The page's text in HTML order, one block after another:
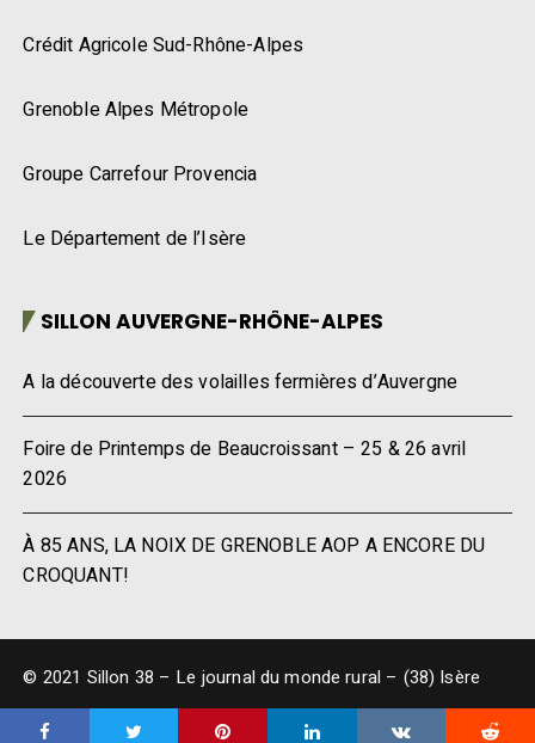
Crédit Agricole Sud-Rhône-Alpes
Grenoble Alpes Métropole
Groupe Carrefour Provencia
Le Département de l’Isère
SILLON AUVERGNE-RHÔNE-ALPES
A la découverte des volailles fermières d’Auvergne
Foire de Printemps de Beaucroissant – 25 & 26 avril
2026
À 85 ANS, LA NOIX DE GRENOBLE AOP A ENCORE DU
CROQUANT!
© 2021 Sillon 38 – Le journal du monde rural – (38) Isère